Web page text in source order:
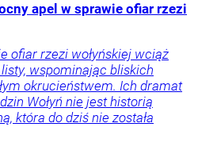
apel w sprawie ofiar rzezi
ofiar rzezi wołyńskiej wciąż
wspominając bliskich
okrucieństwem. Ich dramat
Wołyń nie jest historią
która do dziś nie została